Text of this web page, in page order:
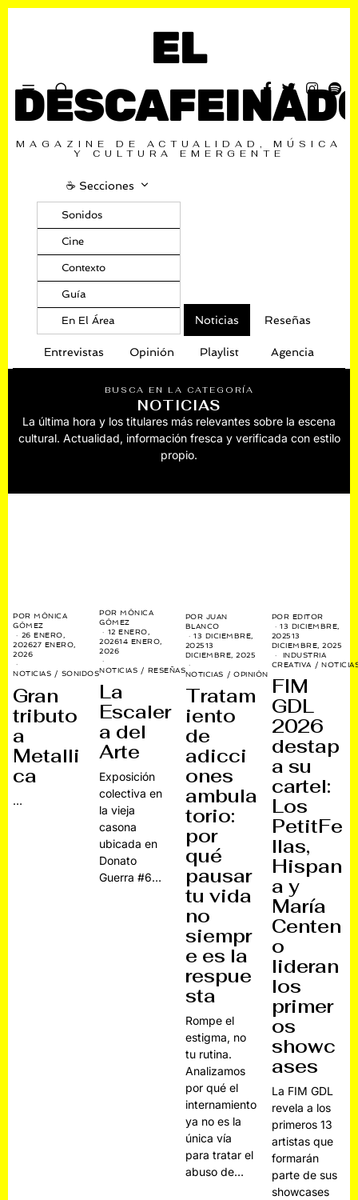
EL
MAGAZINE DE ACTUALIDAD, MÚSICA
Y CULTURA EMERGENTE
☕️ Secciones
Sonidos
Cine
Contexto
Guía
En El Área Noticias Reseñas
Entrevistas Opinión Playlist Agencia
BUSCA EN LA CATEGORÍA
NOTICIAS
La última hora y los titulares más relevantes sobre la escena
cultural. Actualidad, información fresca y verificada con estilo
propio.
PORMÓNICA
GÓMEZ
26 ENERO,
202627 ENERO,
2026
NOTICIAS / SONIDOS
Gran
tributo
a
Metalli
ca
…
PORMÓNICA
GÓMEZ
12 ENERO,
202614 ENERO,
2026
NOTICIAS / RESEÑAS
La
Escaler
a del
Arte
Exposición
colectiva en
la vieja
casona
ubicada en
Donato
Guerra #6…
POR JUAN
BLANCO
13 DICIEMBRE,
2025 13
DICIEMBRE, 2025
NOTICIAS / OPINIÓN
Tratam
iento
de
adicci
ones
ambula
torio:
por
qué
pausar
tu vida
no
siempr
e es la
respue
sta
Rompe el
estigma, no
tu rutina.
Analizamos
por qué el
internamiento
ya no es la
única vía
para tratar el
abuso de…
POR EDITOR
13 DICIEMBRE,
2025 13
DICIEMBRE, 2025
INDUSTRIA
CREATIVA /
FIM
GDL
2026
destap
a su
cartel:
Los
PetitFe
llas,
Hispan
a y
María
Centen
o
lideran
los
primer
os
showc
ases
La FIM GDL
revela a los
primeros 13
artistas que
formarán
parte de sus
showcases